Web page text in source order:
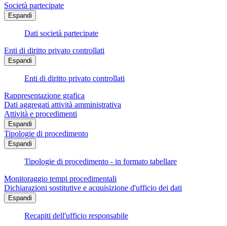
Società partecipate
Espandi
Dati società partecipate
Enti di diritto privato controllati
Espandi
Enti di diritto privato controllati
Rappresentazione grafica
Dati aggregati attività amministrativa
Attività e procedimenti
Espandi
Tipologie di procedimento
Espandi
Tipologie di procedimento - in formato tabellare
Monitoraggio tempi procedimentali
Dichiarazioni sostitutive e acquisizione d'ufficio dei dati
Espandi
Recapiti dell'ufficio responsabile